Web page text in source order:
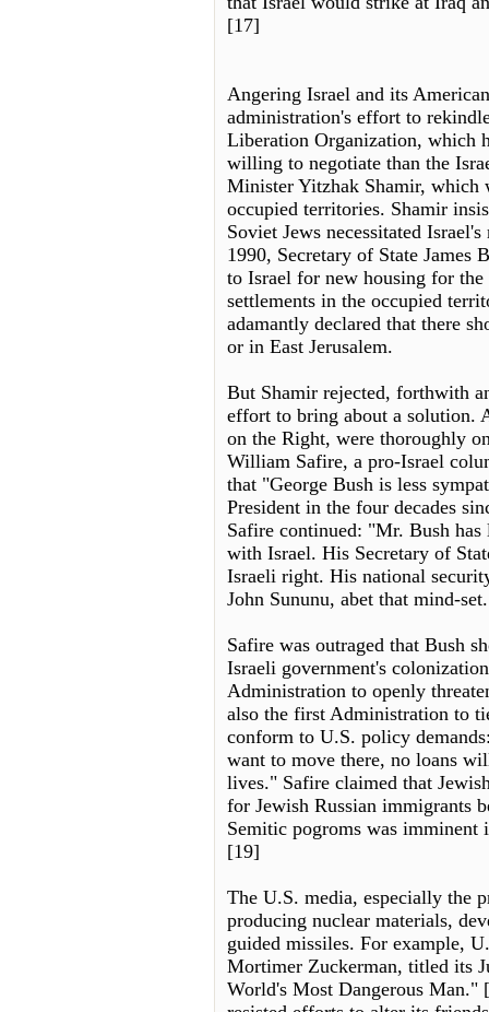
[17]
Angering Israel and its
administration's effort to
Liberation Organization, which
willing to negotiate than the
Minister Yitzhak Shamir, which
occupied territories. Shamir
Soviet Jews necessitated
1990, Secretary of State James
to Israel for new housing for
settlements in the occupied
adamantly declared that there
or in East Jerusalem.
But Shamir rejected, forthwith
effort to bring about a solution.
on the Right, were thoroughly
William Safire, a pro-Israel
that "George Bush is less
President in the four decades
Safire continued: "Mr. Bush
with Israel. His Secretary of
Israeli right. His national
John Sununu, abet that mind-
Safire was outraged that Bush
Israeli government's
Administration to openly
also the first Administration to
conform to U.S. policy
want to move there, no loans
lives." Safire claimed that
for Jewish Russian immigrants
Semitic pogroms was imminent
[19]
The U.S. media, especially the
producing nuclear materials,
guided missiles. For example,
Mortimer Zuckerman, titled its
World's Most Dangerous